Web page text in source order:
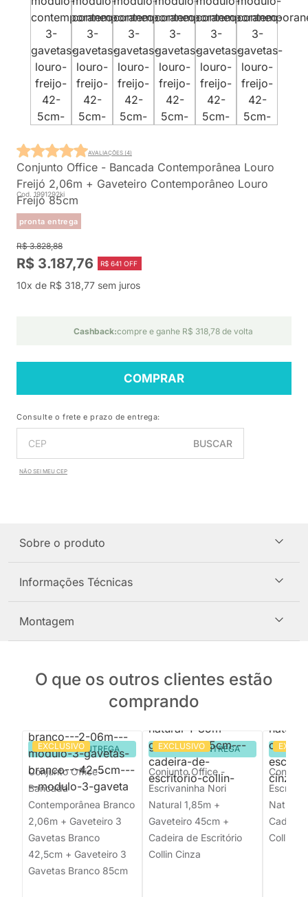
Conjunto Office - Bancada Contemporânea Louro
Freijó 2,06m + Gaveteiro Contemporâneo Louro
Freijó 85cm
Cod. 1991292ki
pronta entrega
AVALIAÇÕES (4)
R$ 3.828,88
R$ 3.187,76 R$ 641 OFF
10x de R$ 318,77 sem juros
Cashback:compre e ganhe R$ 318,78 de volta
COMPRAR
Consulte o frete e prazo de entrega:
BUSCAR
NÃO SEI MEU CEP
Sobre o produto
Informações Técnicas
Montagem
O que os outros clientes estão
comprando
EXCLUSIVO
PRONTA ENTREGA
Conjunto Office -
Bancada
Contemporânea Branco
2,06m + Gaveteiro 3
Gavetas Branco
42,5cm + Gaveteiro 3
Gavetas Branco 85cm
EXCLUSIVO
PRONTA ENTREGA
Conjunto Office -
Escrivaninha Nori
Natural 1,85m +
Gaveteiro 45cm +
Cadeira de Escritório
Collin Cinza
Natural
Cadeira
Collin